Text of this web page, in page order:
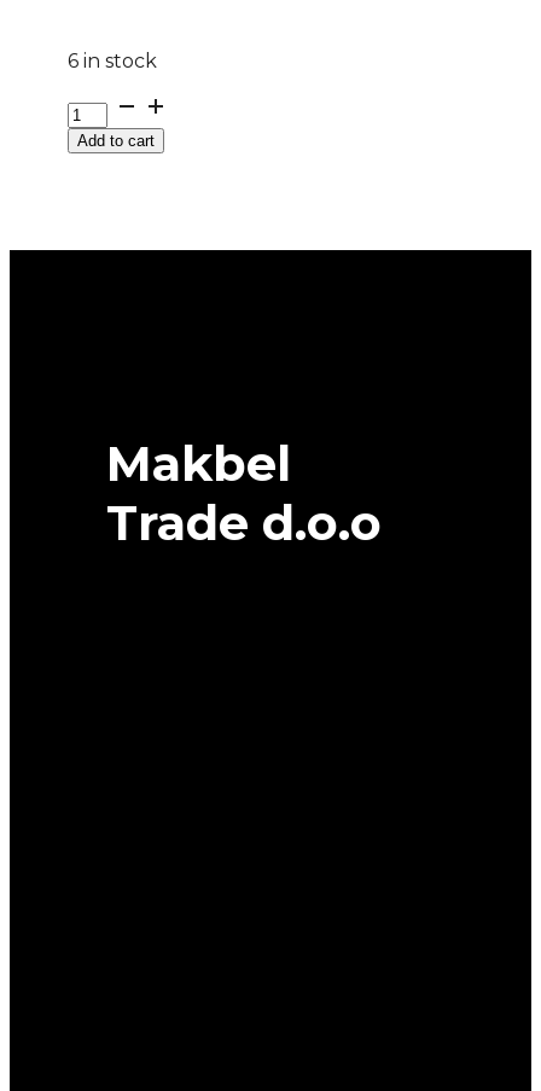
6 in stock
215/60
R
16C
Add to cart
Makbel
Trade d.o.o